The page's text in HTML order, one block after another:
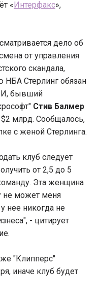
«Интерфакс»,
дело об
от управления
скандала,
Стерлинг обязан
бывший
Стив Балмер
$2 млрд. Сообщалось,
с женой Стерлинга.
клуб следует
от 2,5 до 5
Эта женщина
не может меня
нее никогда не
- цитирует
"Клипперс"
иначе клуб будет